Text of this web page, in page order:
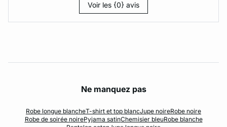
Voir les {0} avis
Ne manquez pas
Robe longue blancheT-shirt et top blancJupe noireRobe noire
Robe de soirée noirePyjama satinChemisier bleuRobe blanche